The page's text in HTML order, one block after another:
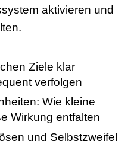
aktivieren und
Ziele klar
verfolgen
Wie kleine
Wirkung entfalten
und Selbstzweifel